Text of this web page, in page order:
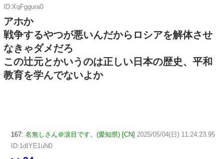
ID:XqFggura0
アホか
戦争するやつが悪いんだからロシアを解体させ
なきゃダメだろ
この辻元とかいうのは正しい日本の歴史、平和
教育を学んでないよか
167: 名無しさん＠涙目です。(愛知県) [CN] 2025/05/04(日) 11:24:23.95
ID:1dIYE1uN0